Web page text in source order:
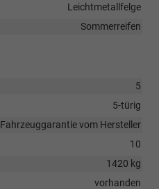
Leichtmetallfelge
Sommerreifen
5
5-türig
Fahrzeuggarantie vom Hersteller
10
1420 kg
vorhanden